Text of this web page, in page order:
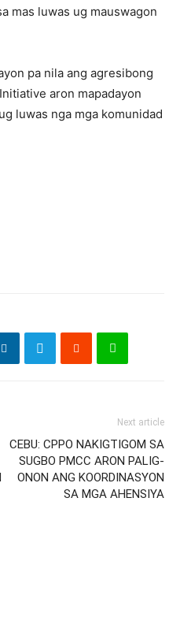
mas luwas ug mauswagon
pa nila ang agresibong
aron mapadayon
luwas nga mga komunidad
Next article
CEBU: CPPO NAKIGTIGOM SA
SUGBO PMCC ARON PALIG-
ONON ANG KOORDINASYON
SA MGA AHENSIYA